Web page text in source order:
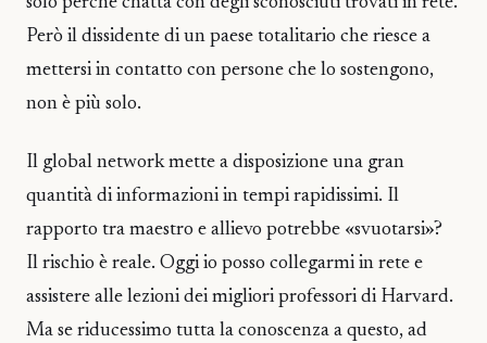
Però il dissidente di un paese totalitario che riesce a
mettersi in contatto con persone che lo sostengono,
non è più solo.
Il global network mette a disposizione una gran
quantità di informazioni in tempi rapidissimi. Il
rapporto tra maestro e allievo potrebbe «svuotarsi»?
Il rischio è reale. Oggi io posso collegarmi in rete e
assistere alle lezioni dei migliori professori di Harvard.
Ma se riducessimo tutta la conoscenza a questo, ad